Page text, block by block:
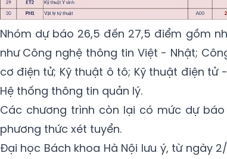
Nhóm dự báo 26,5 đến 27,5 điểm gồm
như Công nghệ thông tin Việt - Nhật;
cơ điện tử; Kỹ thuật ô tô; Kỹ thuật điện tử
Hệ thống thông tin quản lý.
Các chương trình còn lại có mức dự
phương thức xét tuyển.
Đại học Bách khoa Hà Nội lưu ý, từ ngày